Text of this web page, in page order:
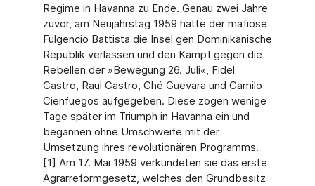
Regime in Havanna zu Ende. Genau zwei Jahre
zuvor, am Neujahrstag 1959 hatte der mafiose
Fulgencio Battista die Insel gen Dominikanische
Republik verlassen und den Kampf gegen die
Rebellen der »Bewegung 26. Juli«, Fidel
Castro, Raul Castro, Ché Guevara und Camilo
Cienfuegos aufgegeben. Diese zogen wenige
Tage später im Triumph in Havanna ein und
begannen ohne Umschweife mit der
Umsetzung ihres revolutionären Programms.
[1] Am 17. Mai 1959 verkündeten sie das erste
Agrarreformgesetz, welches den Grundbesitz